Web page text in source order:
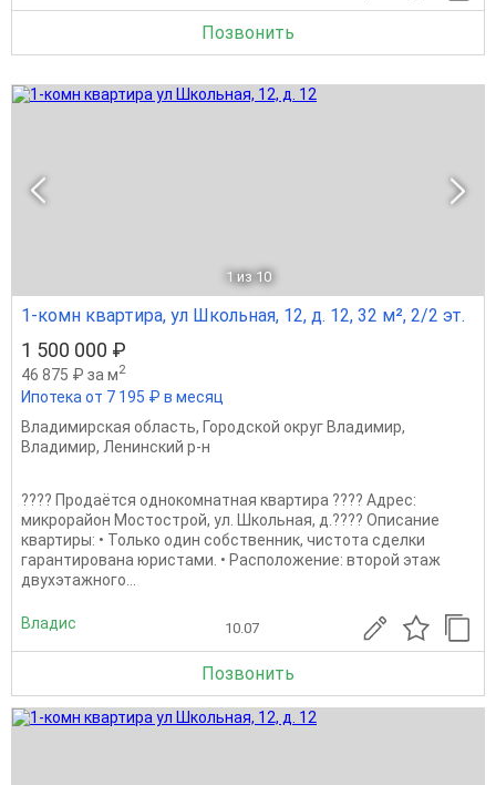
Позвонить
1 из 10
1-комн квартира, ул Школьная, 12, д. 12, 32 м², 2/2 эт.
1 500 000 ₽
46 875 ₽ за м2
Ипотека от 7 195 ₽ в месяц
Владимирская область, Городской округ Владимир,
Владимир, Ленинский р-н
???? Продаётся однокомнатная квартира ???? Адрес:
микрорайон Мостострой, ул. Школьная, д.???? Описание
квартиры: • Только один собственник, чистота сделки
гарантирована юристами. • Расположение: второй этаж
двухэтажного...
Владис 10.07
Позвонить